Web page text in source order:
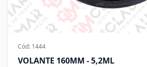
Cód: 1444
VOLANTE 160MM - 5,2ML